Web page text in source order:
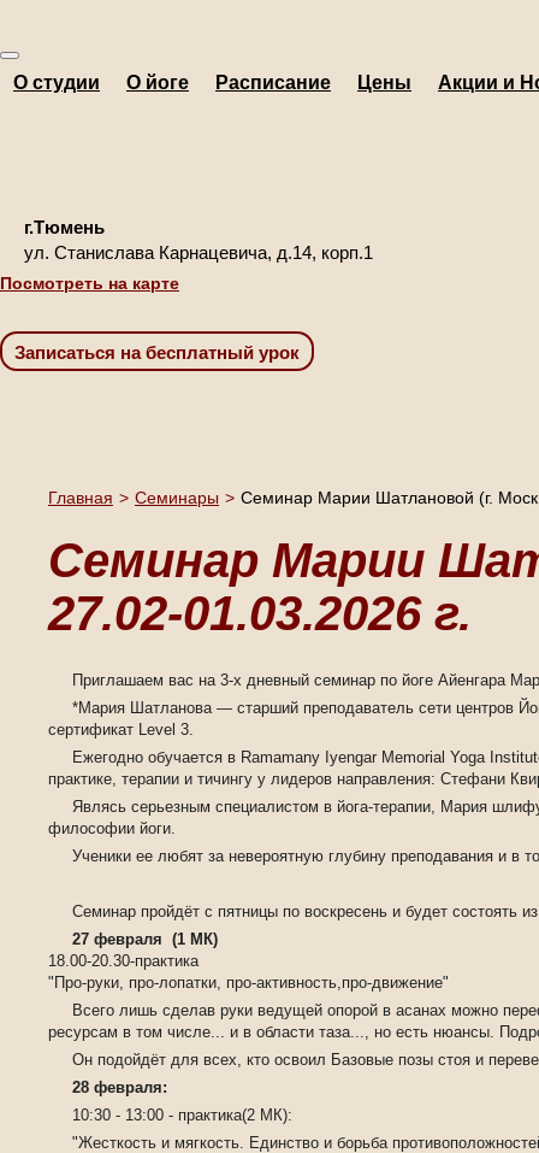
О студии О йоге Расписание Цены Акции и
г.Тюмень
ул. Станислава Карнацевича, д.14, корп.1
Посмотреть на карте
Главная > Семинары > Семинар Марии Шатлановой (г.
Семинар Марии
27.02-01.03.2026 г.
Приглашаем вас на 3-х дневный семинар по йоге Айенгара
*Мария Шатланова — старший преподаватель сети центров
сертификат Level 3.
Ежегодно обучается в Ramamany Iyengar Memorial Yoga
практике, терапии и тичингу у лидеров направления: Стефани
Являсь серьезным специалистом в йога-терапии, Мария
философии йоги.
Ученики ее любят за невероятную глубину преподавания и в
Семинар пройдёт с пятницы по воскресень и будет состоять
27 февраля (1 МК)
18.00-20.30-практика
️"Про-руки, про-лопатки, про-активность,про-движение"
Всего лишь сделав руки ведущей опорой в асанах можно
ресурсам в том числе... и в области таза..., но есть нюансы.
Он подойдёт для всех, кто освоил Базовые позы стоя и
28 февраля:
10:30 - 13:00 - практика(2 МК):
️"Жесткость и мягкость. Единство и борьба